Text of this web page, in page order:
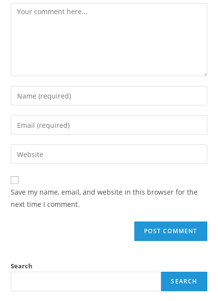
Save my name, email, and website in this browser for the
next time I comment.
Search
SEARCH